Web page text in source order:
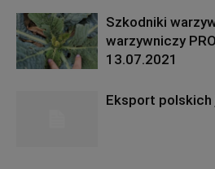
Szkodniki
warzywniczy
13.07.2021
Eksport polskich